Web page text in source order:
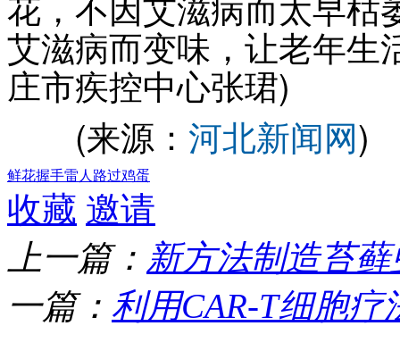
艾滋病而变味，让老年生
庄市疾控中心张珺)
(来源： 河北新闻网)
鲜花握手雷人 路过鸡蛋
收藏 邀请
上一篇： 新方法制造苔
一篇： 利用CAR-T细胞